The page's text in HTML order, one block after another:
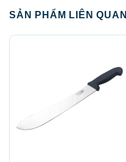
SẢN PHẨM LIÊN QUAN